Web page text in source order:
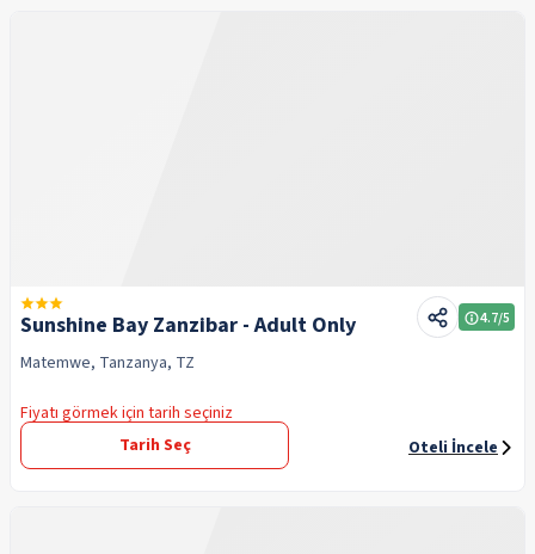
Sunshine Bay Zanzibar - Adult Only 4.7/5
Matemwe, Tanzanya, TZ
Fiyatı görmek için tarih seçiniz
Tarih Seç
Oteli İncele